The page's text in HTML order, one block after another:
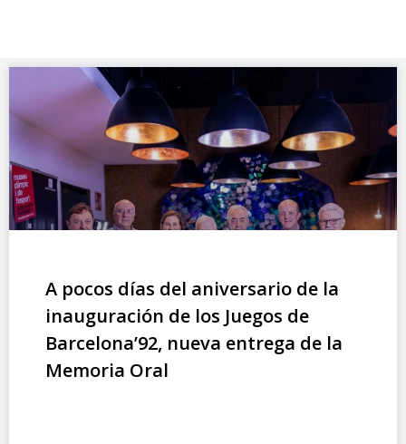
A pocos días del aniversario de la
inauguración de los Juegos de
Barcelona’92, nueva entrega de la
Memoria Oral